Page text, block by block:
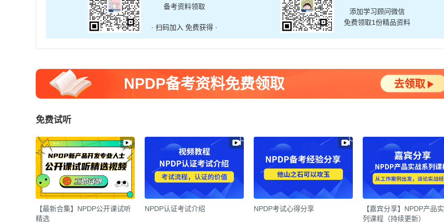
备考资料领取
· 扫码加入 免费获得 ·
添加学习顾问微信
免费领取1份精品资料
NPDP备考资料免费领取 去领取
免费试听
【最新合集】NPDP公开课试听
精选
NPDP认证考试介绍 NPDP考试心得分享
【嘉宾分享】NPDP产品
列课程（持续更新）